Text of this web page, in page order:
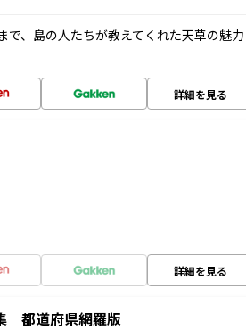
、島の人たちが教えてくれた天草の魅力
詳細を見る
詳細を見る
都道府県網羅版